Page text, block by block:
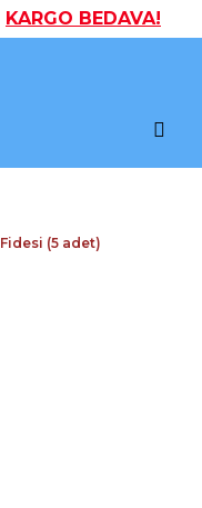
KARGO BEDAVA!